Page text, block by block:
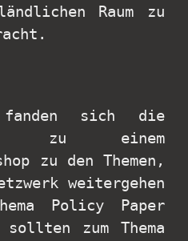
Raum zu
fanden sich die
zu einem
zu den Themen,
weitergehen
Policy Paper
sollten zum Thema